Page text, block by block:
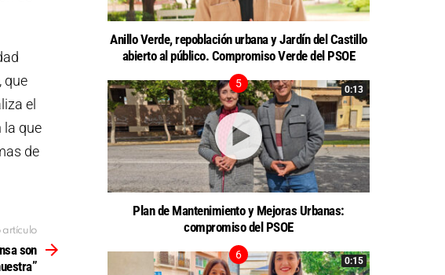
que
el
la que
de
artículo
son
Anillo Verde, repoblación urbana y Jardín del Castillo
abierto al público. Compromiso Verde del PSOE
0:13
Plan de Mantenimiento y Mejoras Urbanas:
compromiso del PSOE
0:15